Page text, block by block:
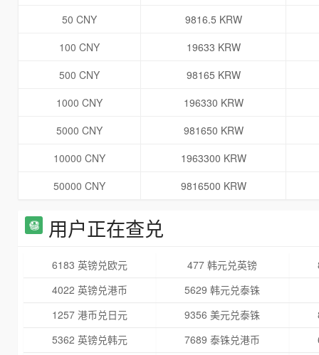
50 CNY
9816.5 KRW
100 CNY
19633 KRW
500 CNY
98165 KRW
1000 CNY
196330 KRW
5000 CNY
981650 KRW
10000 CNY
1963300 KRW
50000 CNY
9816500 KRW
用户正在查兑
6183 英镑兑欧元 477 韩元兑英镑
4022 英镑兑港币
5629 韩元兑泰铢
1257 港币兑日元
9356 美元兑泰铢
5362 英镑兑韩元
7689 泰铢兑港币